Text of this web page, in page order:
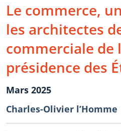
Le commerce,
les architectes
commerciale de
présidence des
Mars 2025
Charles-Olivier l’Homme